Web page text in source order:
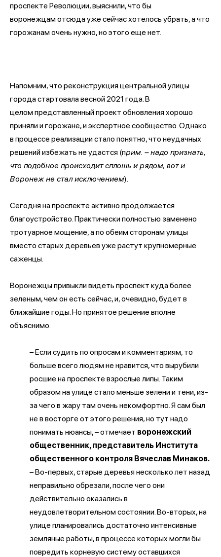
проспекте Революции, выяснили, что бы
воронежцам отсюда уже сейчас хотелось убрать, а что
горожанам очень нужно, но этого еще нет.
Напомним, что реконструкция центральной улицы
города стартовала весной 2021 года. В
целом представленный проект обновления хорошо
приняли и горожане, и экспертное сообщество. Однако
в процессе реализации стало понятно, что неудачных
решений избежать не удастся (прим. – надо признать,
что подобное происходит сплошь и рядом, вот и
Воронеж не стал исключением).
Сегодня на проспекте активно продолжается
благоустройство. Практически полностью заменено
тротуарное мощение, а по обеим сторонам улицы
вместо старых деревьев уже растут крупномерные
саженцы.
Воронежцы привыкли видеть проспект куда более
зеленым, чем он есть сейчас, и, очевидно, будет в
ближайшие годы. Но принятое решение вполне
объяснимо.
– Если судить по опросам и комментариям, то
больше всего людям не нравится, что вырубили
росшие на проспекте взрослые липы. Таким
образом на улице стало меньше зелени и тени, из-
за чего в жару там очень некомфортно. Я сам был
не в восторге от этого решения, но тут надо
понимать нюансы, – отмечает воронежский
общественник, представитель Института
общественного контроля Вячеслав Минаков.
– Во-первых, старые деревья несколько лет назад
неправильно обрезали, после чего они
действительно оказались в
неудовлетворительном состоянии. Во-вторых, на
улице планировались достаточно интенсивные
земляные работы, в процессе которых могли бы
повредить корневую систему оставшихся